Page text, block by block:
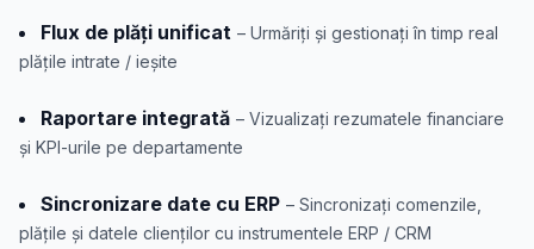
Flux de plăți unificat – Urmăriți și gestionați în timp real
plățile intrate / ieșite
Raportare integrată – Vizualizați rezumatele financiare
și KPI-urile pe departamente
Sincronizare date cu ERP – Sincronizați comenzile,
plățile și datele clienților cu instrumentele ERP / CRM